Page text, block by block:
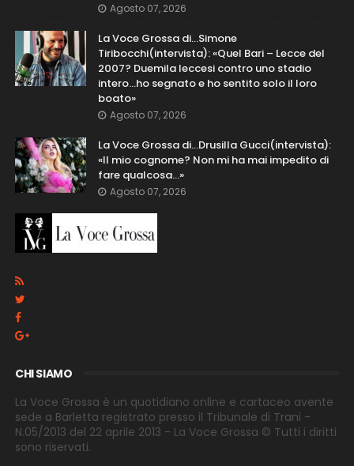
Agosto 07, 2026
La Voce Grossa di…Simone
Tiribocchi(intervista): «Quel Bari – Lecce del
2007? Duemila leccesi contro uno stadio
intero...ho segnato e ho sentito solo il loro
boato»
Agosto 07, 2026
La Voce Grossa di…Drusilla Gucci(intervista):
«Il mio cognome? Non mi ha mai impedito di
fare qualcosa…»
Agosto 07, 2026
CHI SIAMO
La Voce Grossa è un quotidiano online e cartaceo avente
sede a Barletta registrato presso il Tribunale di Trani -
N.05/2013 del 22 aprile 2013 - La Voce Grossa © Tutti i diritti
sono riservati.